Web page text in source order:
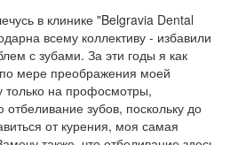
в клинике "Belgravia Dental
всему коллективу - избавили
с зубами. За эти годы я как
мере преображения моей
только на профосмотры,
зубов, поскольку до
от курения, моя самая